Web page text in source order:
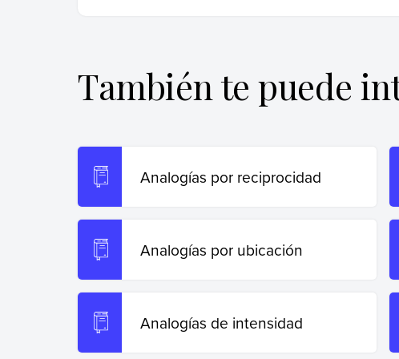
Copiar cita
También te puede
Analogías por reciprocidad
Analogías por ubicación
Analogías de intensidad